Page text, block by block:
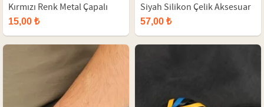
Kırmızı Renk Metal Çapalı
Erkek Bileklik
15,00 ₺
Siyah Silikon Çelik Aksesuar
Tasarımlı Detaylı Erkek
57,00 ₺